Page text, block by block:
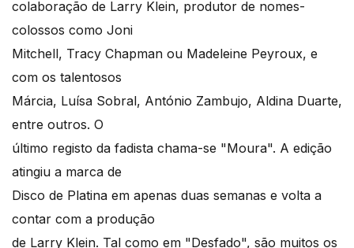
colaboração de Larry Klein, produtor de nomes-
colossos como Joni
Mitchell, Tracy Chapman ou Madeleine Peyroux, e
com os talentosos
Márcia, Luísa Sobral, António Zambujo, Aldina Duarte,
entre outros. O
último registo da fadista chama-se "Moura". A edição
atingiu a marca de
Disco de Platina em apenas duas semanas e volta a
contar com a produção
de Larry Klein. Tal como em "Desfado", são muitos os